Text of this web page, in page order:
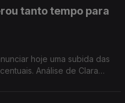
tanto tempo para
hoje uma subida das
Análise de Clara